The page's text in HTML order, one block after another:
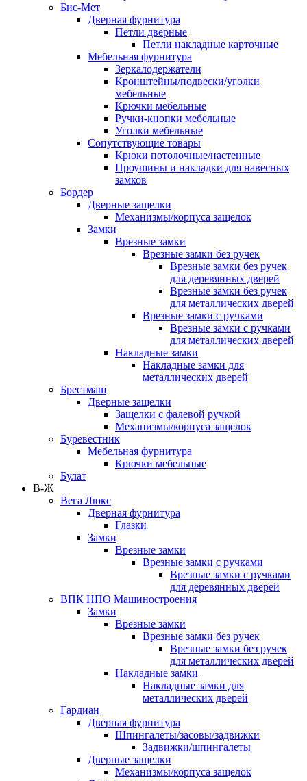
Бис-Мет
Дверная фурнитура
Петли дверные
Петли накладные карточные
Мебельная фурнитура
Зеркалодержатели
Кронштейны/подвески/уголки
мебельные
Крючки мебельные
Ручки-кнопки мебельные
Уголки мебельные
Сопутствующие товары
Крюки потолочные/настенные
Проушины и накладки для навесных
замков
Бордер
Дверные защелки
Механизмы/корпуса защелок
Замки
Врезные замки
Врезные замки без ручек
Врезные замки без ручек
для деревянных дверей
Врезные замки без ручек
для металлических дверей
Врезные замки с ручками
Врезные замки с ручками
для металлических дверей
Накладные замки
Накладные замки для
металлических дверей
Брестмаш
Дверные защелки
Защелки с фалевой ручкой
Механизмы/корпуса защелок
Буревестник
Мебельная фурнитура
Крючки мебельные
Булат
В-Ж
Вега Люкс
Дверная фурнитура
Глазки
Замки
Врезные замки
Врезные замки с ручками
Врезные замки с ручками
для деревянных дверей
ВПК НПО Машиностроения
Замки
Врезные замки
Врезные замки без ручек
Врезные замки без ручек
для металлических дверей
Накладные замки
Накладные замки для
металлических дверей
Гардиан
Дверная фурнитура
Шпингалеты/засовы/задвижки
Задвижки/шпингалеты
Дверные защелки
Механизмы/корпуса защелок